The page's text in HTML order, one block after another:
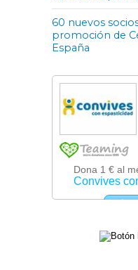
60 nuevos
promoción de
España